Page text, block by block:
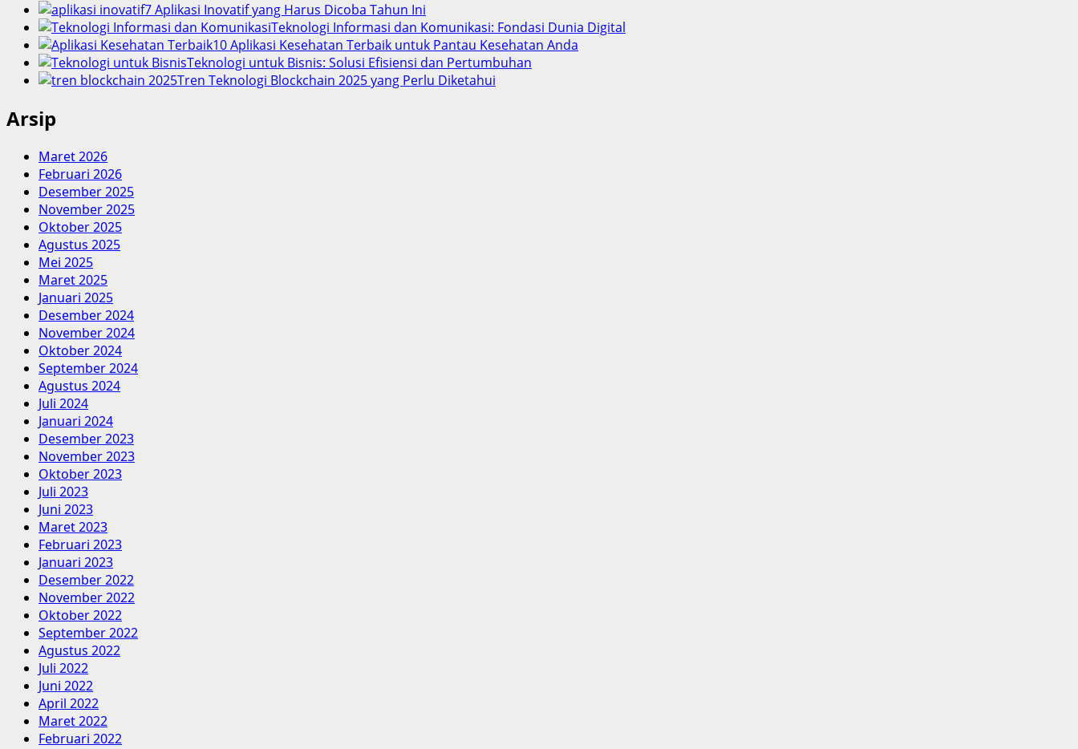
7 Aplikasi Inovatif yang Harus Dicoba Tahun Ini
Teknologi Informasi dan Komunikasi: Fondasi Dunia Digital
10 Aplikasi Kesehatan Terbaik untuk Pantau Kesehatan Anda
Teknologi untuk Bisnis: Solusi Efisiensi dan Pertumbuhan
Tren Teknologi Blockchain 2025 yang Perlu Diketahui
Arsip
Maret 2026
Februari 2026
Desember 2025
November 2025
Oktober 2025
Agustus 2025
Mei 2025
Maret 2025
Januari 2025
Desember 2024
November 2024
Oktober 2024
September 2024
Agustus 2024
Juli 2024
Januari 2024
Desember 2023
November 2023
Oktober 2023
Juli 2023
Juni 2023
Maret 2023
Februari 2023
Januari 2023
Desember 2022
November 2022
Oktober 2022
September 2022
Agustus 2022
Juli 2022
Juni 2022
April 2022
Maret 2022
Februari 2022